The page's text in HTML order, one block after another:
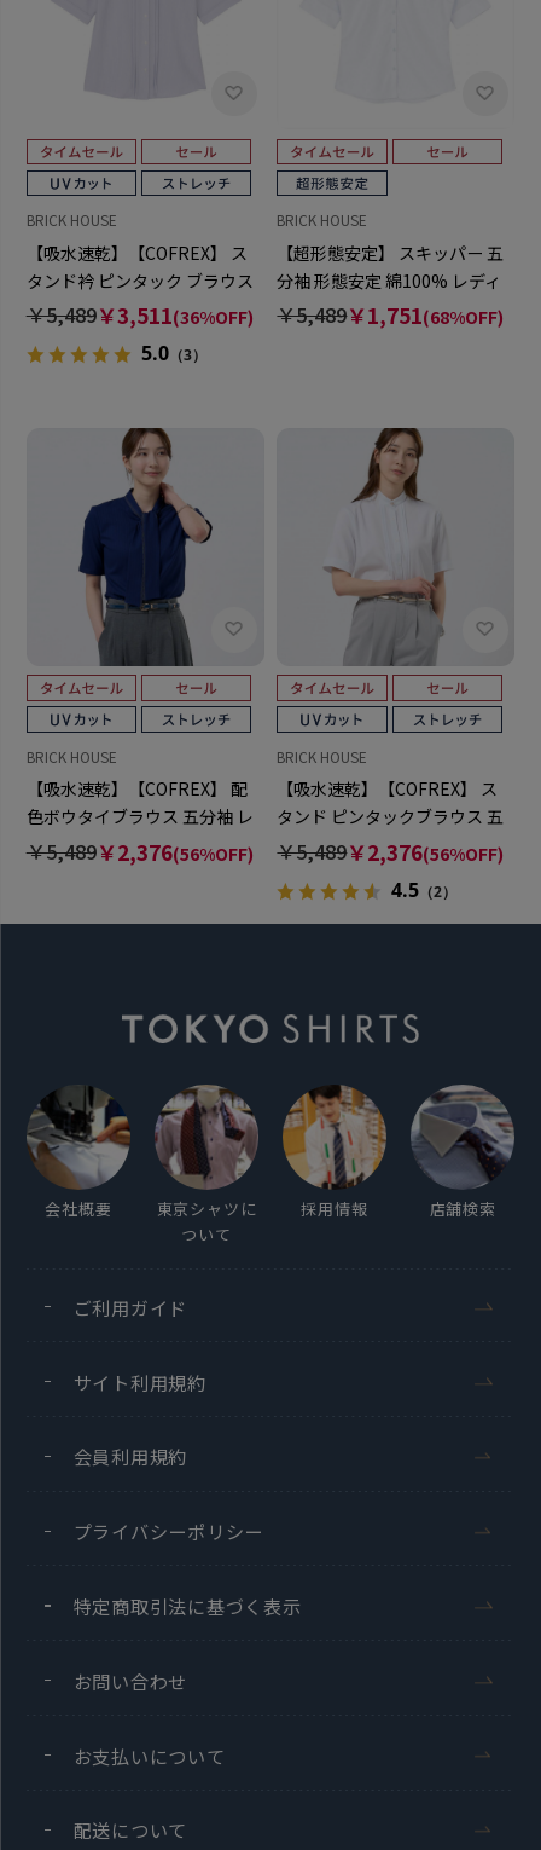
BRICK HOUSE
【吸水速乾】【COFREX】 ス
タンド衿 ピンタック ブラウス
五分袖 レディースデザインシ
￥5,489￥3,511(36%OFF)
5.0（3）
BRICK HOUSE
【超形態安定】 スキッパー 五
分袖 形態安定 綿100% レディ
ースシャツ
￥5,489￥1,751(68%OFF)
BRICK HOUSE
【吸水速乾】【COFREX】 配
色ボウタイブラウス 五分袖 レ
ディースデザインシャツ
￥5,489￥2,376(56%OFF)
BRICK HOUSE
【吸水速乾】【COFREX】 ス
タンド ピンタックブラウス 五
分袖 レディースデザインシャ
￥5,489￥2,376(56%OFF)
4.5 （2）
会社概要
東京シャツに
ついて
採用情報 店舗検索
ご利用ガイド
サイト利用規約
会員利用規約
プライバシーポリシー
特定商取引法に基づく表示
お問い合わせ
お支払いについて
配送について